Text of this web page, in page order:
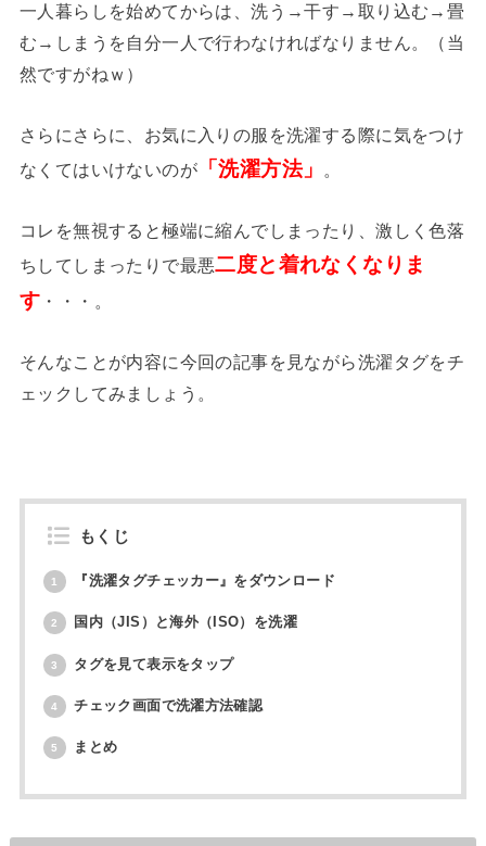
一人暮らしを始めてからは、洗う→干す→取り込む→畳
む→しまうを自分一人で行わなければなりません。（当
然ですがねｗ）
さらにさらに、お気に入りの服を洗濯する際に気をつけ
なくてはいけないのが 「洗濯方法」 。
コレを無視すると極端に縮んでしまったり、激しく色落
ちしてしまったりで最悪二度と着れなくなりま
す ・・・。
そんなことが内容に今回の記事を見ながら洗濯タグをチ
ェックしてみましょう。
もくじ
1 『洗濯タグチェッカー』をダウンロード
2 国内（JIS）と海外（ISO）を洗濯
3 タグを見て表示をタップ
4 チェック画面で洗濯方法確認
5 まとめ